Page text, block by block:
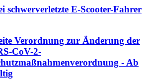
schwerverletzte E-Scooter-Fahrer
Verordnung zur Änderung der
CoV-2-
- Ab